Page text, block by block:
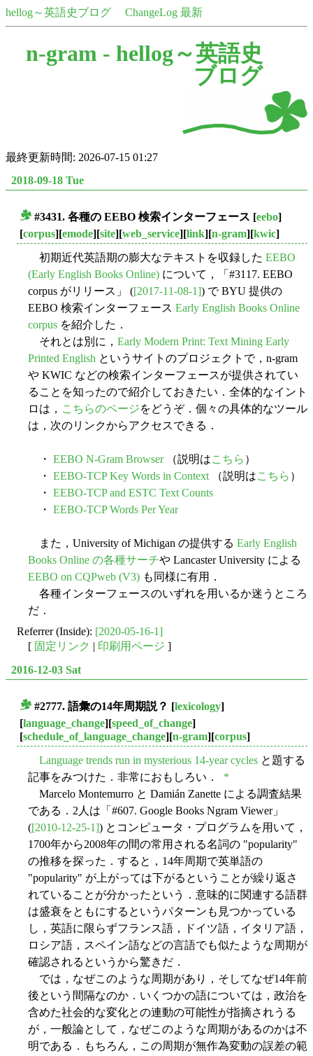
hellog～英語史ブログ ChangeLog 最新
n-gram - hellog～英語史
ブログ
最終更新時間: 2026-07-15 01:27
2018-09-18 Tue
#3431. 各種の EEBO 検索インターフェース [eebo]
[corpus][emode][site][web_service][link][n-gram][kwic]
初期近代英語期の膨大なテキストを収録した EEBO
(Early English Books Online) について，「#3117. EEBO
corpus がリリース」 ([2017-11-08-1]) で BYU 提供の
EEBO 検索インターフェース Early English Books Online
corpus を紹介した．
それとは別に， Early Modern Print: Text Mining Early
Printed English というサイトのプロジェクトで，n-gram
や KWIC などの検索インターフェースが提供されてい
ることを知ったので紹介しておきたい．全体的なイント
ロは， こちらのページをどうぞ．個々の具体的なツール
は，次のリンクからアクセスできる．
・ EEBO N-Gram Browser（説明はこちら ）
・ EEBO-TCP Key Words in Context （説明はこちら ）
・ EEBO-TCP and ESTC Text Counts
・ EEBO-TCP Words Per Year
また，University of Michigan の提供する Early English
Books Online の各種サーチや Lancaster University による
EEBO on CQPweb (V3) も同様に有用．
各種インターフェースのいずれを用いるか迷うところ
だ．
Referrer (Inside): [2020-05-16-1]
[ 固定リンク | 印刷用ページ ]
2016-12-03 Sat
#2777. 語彙の14年周期説？ [lexicology]
[language_change][speed_of_change]
[schedule_of_language_change][n-gram][corpus]
Language trends run in mysterious 14-year cycles と題する
記事をみつけた．非常におもしろい． *
Marcelo Montemurro と Damián Zanette による調査結果
である．2人は「#607. Google Books Ngram Viewer」
([2010-12-25-1]) とコンピュータ・プログラムを用いて，
1700年から2008年の間の常用される名詞の "popularity"
の推移を探った．すると，14年周期で英単語の
"popularity" が上がっては下がるということが繰り返さ
れていることが分かったという．意味的に関連する語群
は盛衰をともにするというパターンも見つかっている
し，英語に限らずフランス語，ドイツ語，イタリア語，
ロシア語，スペイン語などの言語でも似たような周期が
確認されるというから驚きだ．
では，なぜこのような周期があり，そしてなぜ14年前
後という間隔なのか．いくつかの語については，政治を
含めた社会的な変化との連動の可能性が指摘されうる
が，一般論として，なぜこのような周期があるのかは不
明である．もちろん，この周期が無作為変動の誤差の範